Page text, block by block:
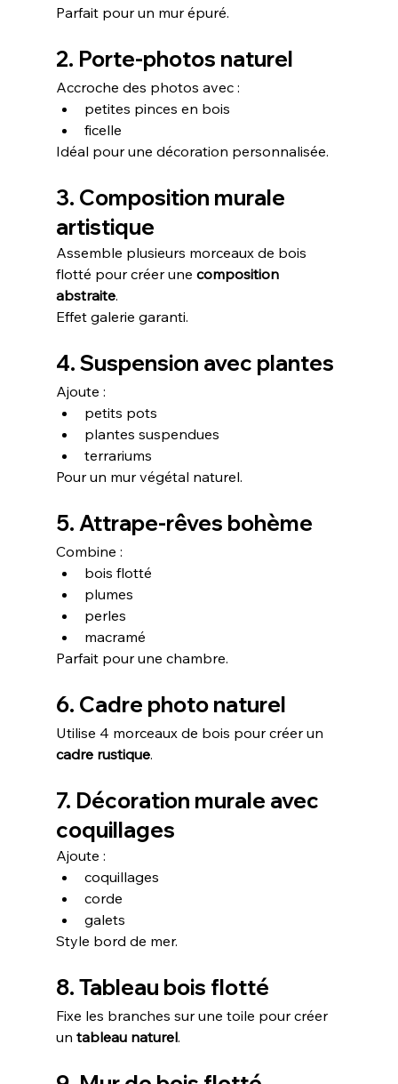
Parfait pour un mur épuré.
2. Porte-photos naturel
Accroche des photos avec :
petites pinces en bois
ficelle
Idéal pour une décoration personnalisée.
3. Composition murale
artistique
Assemble plusieurs morceaux de bois
flotté pour créer une composition
abstraite.
Effet galerie garanti.
4. Suspension avec plantes
Ajoute :
petits pots
plantes suspendues
terrariums
Pour un mur végétal naturel.
5. Attrape-rêves bohème
Combine :
bois flotté
plumes
perles
macramé
Parfait pour une chambre.
6. Cadre photo naturel
Utilise 4 morceaux de bois pour créer un
cadre rustique.
7. Décoration murale avec
coquillages
Ajoute :
coquillages
corde
galets
Style bord de mer.
8. Tableau bois flotté
Fixe les branches sur une toile pour créer
un tableau naturel.